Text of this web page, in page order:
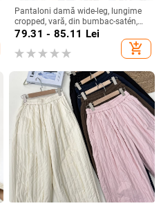
Pantaloni damă wide-leg, lungime
cropped, vară, din bumbac-satén,
talie înaltă, casual
79.31 - 85.11 Lei
add_shopping_cart